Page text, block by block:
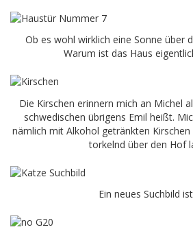
Ob es wohl wirklich eine Sonne über
Warum ist das Haus
Die Kirschen erinnern mich an Michel
schwedischen übrigens Emil heißt.
nämlich mit Alkohol getränkten
torkelnd über den Hof
Ein neues Suchbild